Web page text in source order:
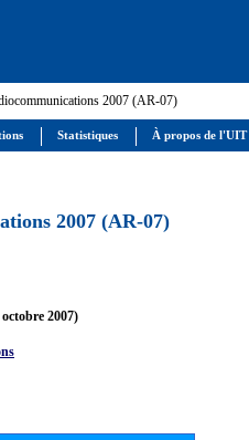
2007 (AR-07)
2007 (AR-07)
2007)
Statistiques À propos de l'UIT